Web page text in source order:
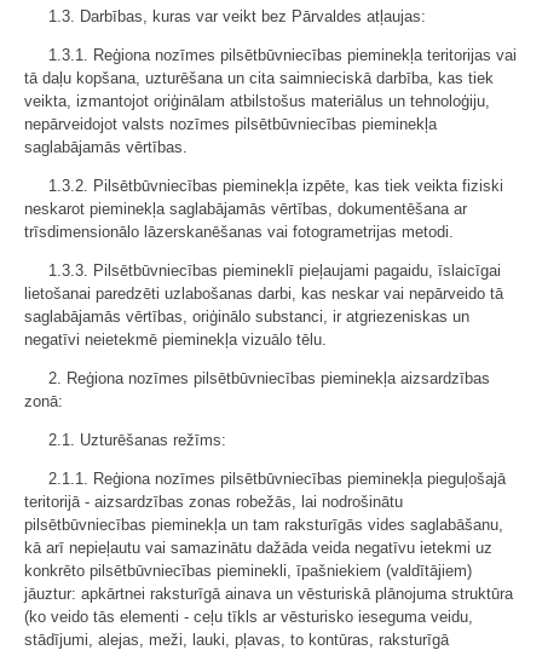
1.3. Darbības, kuras var veikt bez Pārvaldes atļaujas:
1.3.1. Reģiona nozīmes pilsētbūvniecības pieminekļa teritorijas vai
tā daļu kopšana, uzturēšana un cita saimnieciskā darbība, kas tiek
veikta, izmantojot oriģinālam atbilstošus materiālus un tehnoloģiju,
nepārveidojot valsts nozīmes pilsētbūvniecības pieminekļa
saglabājamās vērtības.
1.3.2. Pilsētbūvniecības pieminekļa izpēte, kas tiek veikta fiziski
neskarot pieminekļa saglabājamās vērtības, dokumentēšana ar
trīsdimensionālo lāzerskanēšanas vai fotogrametrijas metodi.
1.3.3. Pilsētbūvniecības piemineklī pieļaujami pagaidu, īslaicīgai
lietošanai paredzēti uzlabošanas darbi, kas neskar vai nepārveido tā
saglabājamās vērtības, oriģinālo substanci, ir atgriezeniskas un
negatīvi neietekmē pieminekļa vizuālo tēlu.
2. Reģiona nozīmes pilsētbūvniecības pieminekļa aizsardzības
zonā:
2.1. Uzturēšanas režīms:
2.1.1. Reģiona nozīmes pilsētbūvniecības pieminekļa pieguļošajā
teritorijā - aizsardzības zonas robežās, lai nodrošinātu
pilsētbūvniecības pieminekļa un tam raksturīgās vides saglabāšanu,
kā arī nepieļautu vai samazinātu dažāda veida negatīvu ietekmi uz
konkrēto pilsētbūvniecības pieminekli, īpašniekiem (valdītājiem)
jāuztur: apkārtnei raksturīgā ainava un vēsturiskā plānojuma struktūra
(ko veido tās elementi - ceļu tīkls ar vēsturisko ieseguma veidu,
stādījumi, alejas, meži, lauki, pļavas, to kontūras, raksturīgā